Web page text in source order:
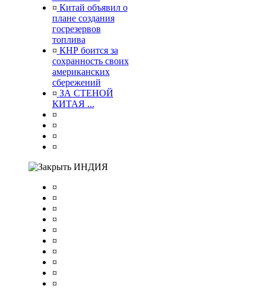
¤ Китай объявил о
плане создания
госрезервов
топлива
¤ КНР боится за
сохранность своих
американских
сбережений
¤ ЗА СТЕНОЙ
КИТАЯ ...
¤
¤
¤
¤
ИНДИЯ
¤
¤
¤
¤
¤
¤
¤
¤
¤
¤